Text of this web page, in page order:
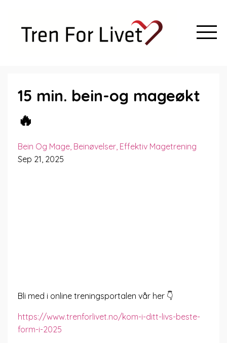
15 min. bein-og mageøkt
🔥
Bein Og Mage Beinøvelser Effektiv Magetrening
Sep 21, 2025
Bli med i online treningsportalen vår her 👇
https://www.trenforlivet.no/kom-i-ditt-livs-beste-
form-i-2025